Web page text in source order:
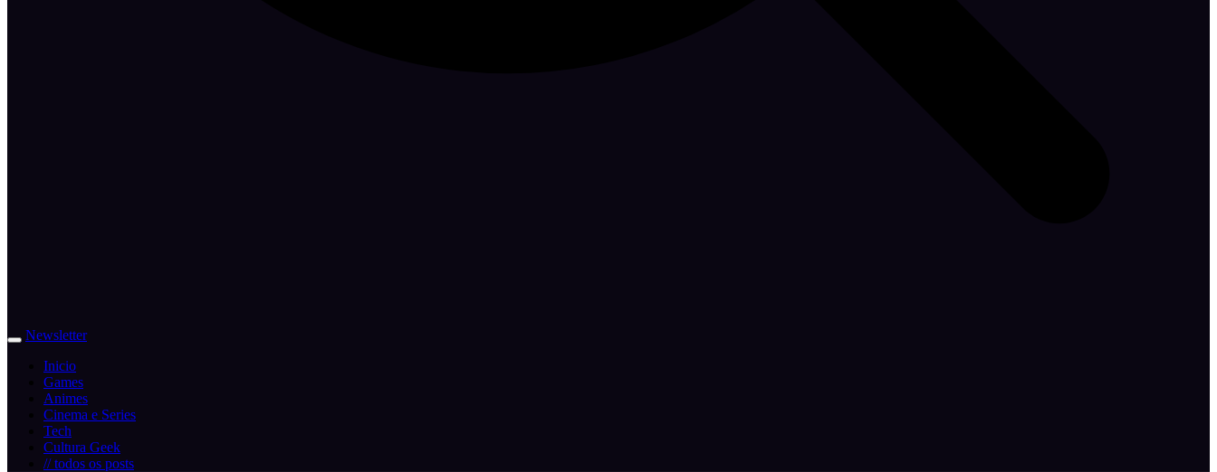
Newsletter
Inicio
Games
Animes
Cinema e Series
Tech
Cultura Geek
// todos os posts